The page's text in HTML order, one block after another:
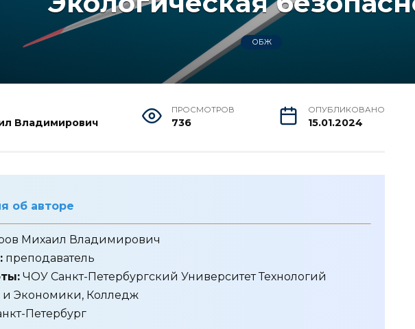
ОБЖ
Владимирович
ПРОСМОТРОВ
736
ОПУБЛИКОВАНО
15.01.2024
об авторе
Михаил Владимирович
преподаватель
ЧОУ Санкт-Петербургский Университет Технологий
и Экономики, Колледж
Петербург